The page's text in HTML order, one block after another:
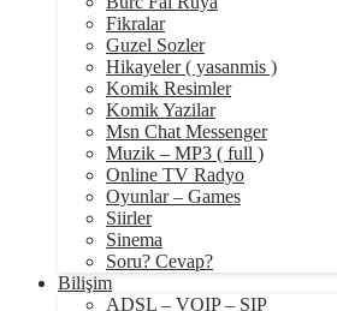
Fikralar
Guzel Sozler
Hikayeler ( yasanmis )
Komik Resimler
Komik Yazilar
Msn Chat Messenger
Muzik – MP3 ( full )
Online TV Radyo
Oyunlar – Games
Siirler
Sinema
Soru? Cevap?
Bilişim
ADSL – VOIP – SIP